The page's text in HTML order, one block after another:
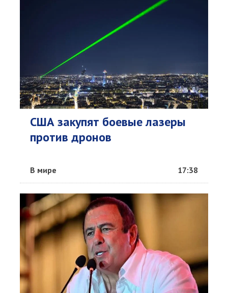
США закупят боевые лазеры
против дронов
В мире 17:38